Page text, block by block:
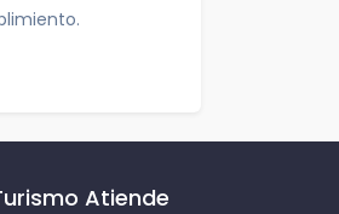
Atiende